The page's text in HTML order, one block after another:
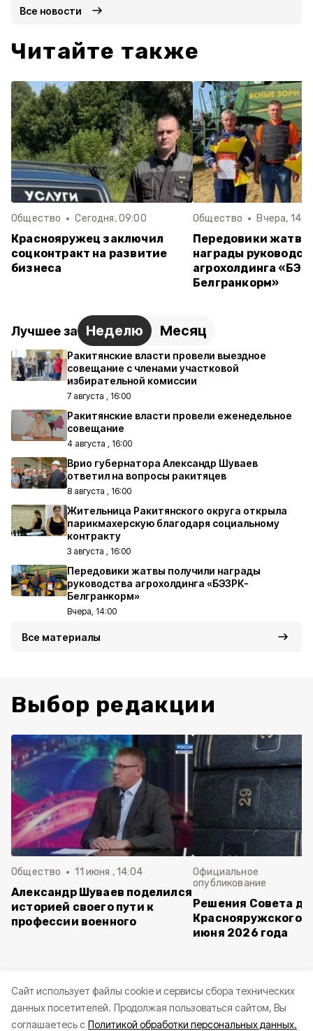
Cайт использует файлы cookie и сервисы сбора технических
данных посетителей. Продолжая пользоваться сайтом, Вы
соглашаетесь с Политикой обработки персональных данных.
Все новости
Читайте также
Общество Сегодня, 09:00
Краснояружец заключил
соцконтракт на развитие
бизнеса
Общество Вчера,
Передовики жатвы
награды
агрохолдинга
Белгранкорм»
Лучшее за Неделю Месяц
Ракитянские власти провели выездное
совещание с членами участковой
избирательной комиссии
7 августа , 16:00
Ракитянские власти провели еженедельное
совещание
4 августа , 16:00
Врио губернатора Александр Шуваев
ответил на вопросы ракитяцев
8 августа , 16:00
Жительница Ракитянского округа открыла
парикмахерскую благодаря социальному
контракту
3 августа , 16:00
Передовики жатвы получили награды
руководства агрохолдинга «БЭЗРК-
Белгранкорм»
Вчера, 14:00
Все материалы
Выбор редакции
Общество 11 июня , 14:04
Александр Шуваев поделился
историей своего пути к
профессии военного
Официальное
опубликование
Решения Совета
Краснояружского
июня 2026 года